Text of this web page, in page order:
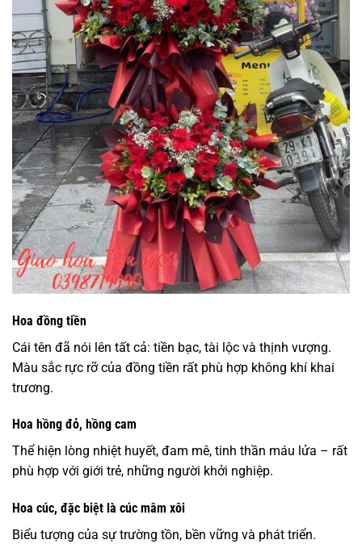
Hoa đồng tiền
Cái tên đã nói lên tất cả: tiền bạc, tài lộc và thịnh vượng.
Màu sắc rực rỡ của đồng tiền rất phù hợp không khí khai
trương.
Hoa hồng đỏ, hồng cam
Thể hiện lòng nhiệt huyết, đam mê, tinh thần máu lửa – rất
phù hợp với giới trẻ, những người khởi nghiệp.
Hoa cúc, đặc biệt là cúc mâm xôi
Biểu tượng của sự trường tồn, bền vững và phát triển.